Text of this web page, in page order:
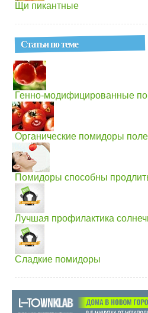
Щи пикантные
Статьи по теме
Генно-модифицированные
Органические помидоры
Помидоры способны
Лучшая профилактика
Сладкие помидоры